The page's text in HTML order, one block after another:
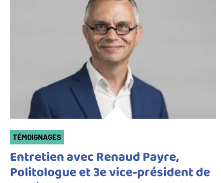
TÉMOIGNAGES
Entretien avec Renaud Payre,
Politologue et 3e vice-président de